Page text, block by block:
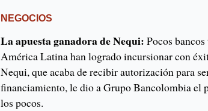
NEGOCIOS
La apuesta ganadora de Nequi: Pocos
América Latina han logrado incursionar con
Nequi, que acaba de recibir autorización para
financiamiento, le dio a Grupo Bancolombia el
los pocos.